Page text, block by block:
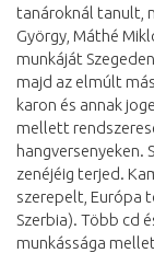
tanároknál tanult,
György, Máthé
munkáját
majd az elmúlt
karon és annak
mellett
hangversenyeken.
zenéjéig terjed.
szerepelt, Európa
Szerbia). Több cd
munkássága